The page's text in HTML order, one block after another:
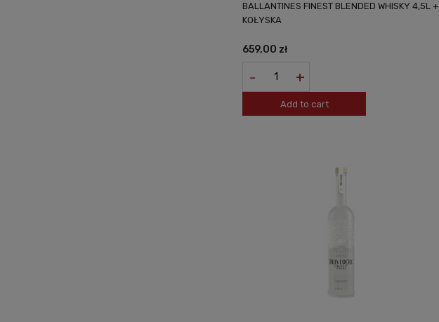
BALLANTINES FINEST BLENDED WHISKY 4,5L +
KOŁYSKA
659,00 zł
- +
Add to cart